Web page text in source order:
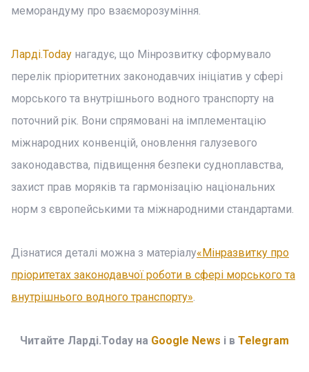
меморандуму про взаєморозуміння.
Ларді.Today нагадує, що Мінрозвитку сформувало
перелік пріоритетних законодавчих ініціатив у сфері
морського та внутрішнього водного транспорту на
поточний рік. Вони спрямовані на імплементацію
міжнародних конвенцій, оновлення галузевого
законодавства, підвищення безпеки судноплавства,
захист прав моряків та гармонізацію національних
норм з європейськими та міжнародними стандартами.
Дізнатися деталі можна з матеріалу«Мінразвитку про
пріоритетах законодавчої роботи в сфері морського та
внутрішнього водного транспорту».
Читайте Ларді.Today на Google News і в Telegram